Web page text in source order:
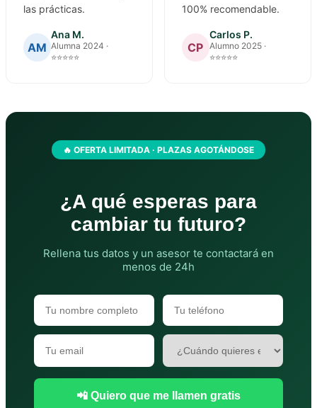
las prácticas.
AM
Ana M.
Alumna 2024 ·
⭐⭐⭐⭐⭐
100% recomendable.
CP
Carlos P.
Alumno 2025 ·
⭐⭐⭐⭐⭐
🔥 OFERTA LIMITADA · PLAZAS AGOTÁNDOSE
¿A qué esperas para
cambiar tu futuro?
Rellena tus datos y un asesor te contactará en
menos de 24h
📲 Quiero que me llamen gratis